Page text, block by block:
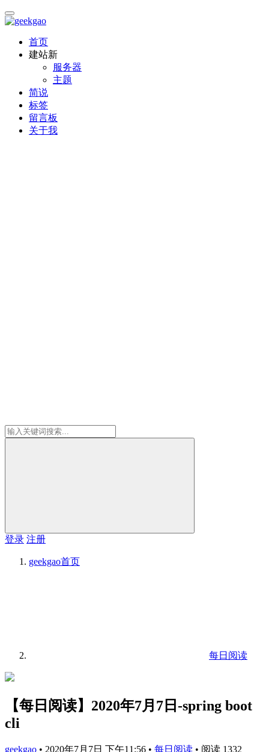
首页
建站新
服务器
主题
简说
标签
留言板
关于我
登录 注册
geekgao首页
每日阅读
【每日阅读】2020年7月7日-spring boot
cli
geekgao • 2020年7月7日 下午11:56 • 每日阅读 • 阅读 1332